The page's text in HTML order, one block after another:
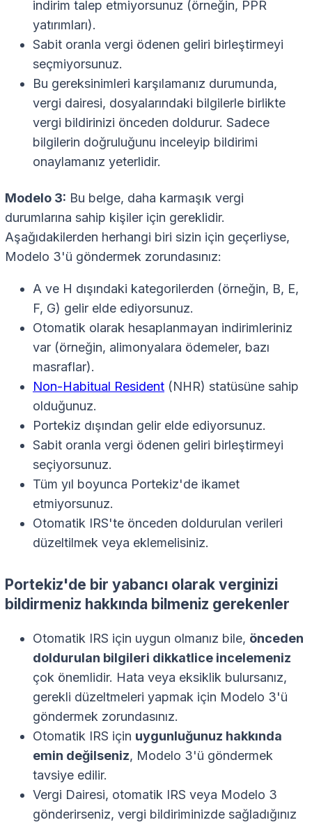
indirim talep etmiyorsunuz (örneğin, PPR
yatırımları).
Sabit oranla vergi ödenen geliri birleştirmeyi
seçmiyorsunuz.
Bu gereksinimleri karşılamanız durumunda,
vergi dairesi, dosyalarındaki bilgilerle birlikte
vergi bildirinizi önceden doldurur. Sadece
bilgilerin doğruluğunu inceleyip bildirimi
onaylamanız yeterlidir.
Modelo 3: Bu belge, daha karmaşık vergi
durumlarına sahip kişiler için gereklidir.
Aşağıdakilerden herhangi biri sizin için geçerliyse,
Modelo 3'ü göndermek zorundasınız:
A ve H dışındaki kategorilerden (örneğin, B, E,
F, G) gelir elde ediyorsunuz.
Otomatik olarak hesaplanmayan indirimleriniz
var (örneğin, alimonyalara ödemeler, bazı
masraflar).
Non-Habitual Resident (NHR) statüsüne sahip
olduğunuz.
Portekiz dışından gelir elde ediyorsunuz.
Sabit oranla vergi ödenen geliri birleştirmeyi
seçiyorsunuz.
Tüm yıl boyunca Portekiz'de ikamet
etmiyorsunuz.
Otomatik IRS'te önceden doldurulan verileri
düzeltilmek veya eklemelisiniz.
Portekiz'de bir yabancı olarak verginizi
bildirmeniz hakkında bilmeniz gerekenler
Otomatik IRS için uygun olmanız bile, önceden
doldurulan bilgileri dikkatlice incelemeniz
çok önemlidir. Hata veya eksiklik bulursanız,
gerekli düzeltmeleri yapmak için Modelo 3'ü
göndermek zorundasınız.
Otomatik IRS için uygunluğunuz hakkında
emin değilseniz, Modelo 3'ü göndermek
tavsiye edilir.
Vergi Dairesi, otomatik IRS veya Modelo 3
gönderirseniz, vergi bildiriminizde sağladığınız